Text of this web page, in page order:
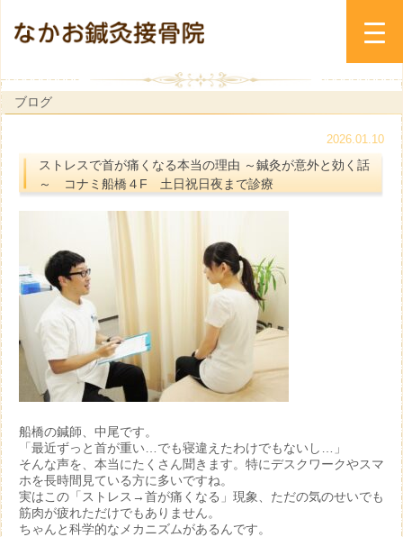
ブログ
2026.01.10
ストレスで首が痛くなる本当の理由 ～鍼灸が意外と効く話
～ コナミ船橋４F 土日祝日夜まで診療
船橋の鍼師、中尾です。
「最近ずっと首が重い…でも寝違えたわけでもないし…」
そんな声を、本当にたくさん聞きます。特にデスクワークやスマ
ホを長時間見ている方に多いですね。
実はこの「ストレス→首が痛くなる」現象、ただの気のせいでも
筋肉が疲れただけでもありません。
ちゃんと科学的なメカニズムがあるんです。